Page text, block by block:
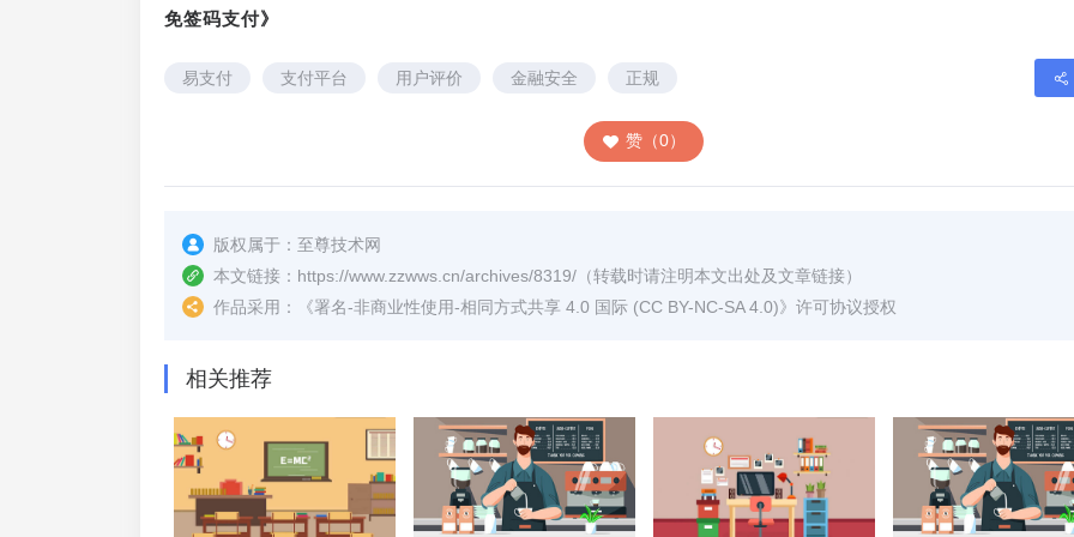
免签码支付》
易支付 支付平台 用户评价 金融安全 正规
赞（0）
版权属于： 至尊技术网
本文链接： https://www.zzwws.cn/archives/8319/ （转载时请注明本文出处及文章链接）
作品采用：
《署名-非商业性使用-相同方式共享 4.0 国际 (CC BY-NC-SA 4.0)》许可协议授权
相关推荐